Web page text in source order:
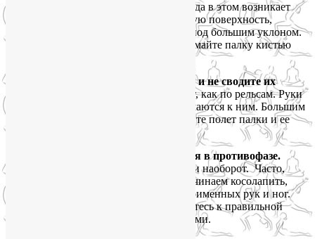
Усилие кисти задействуется, только когда в этом возникает
необходимость: вы ступили на скользкую поверхность,
взбираетесь на горку или спускаетесь под большим уклоном.
Тогда, конечно, твердо и уверенно сжимайте палку кистью
5. Не раскидывайте палки в стороны и не сводите их
Палки идут, как по рельсам. Руки
проходят у бедер, практически прижимаются к ним. Большим
и указательным пальцами контролируйте полет палки и ее
6. Противошаг. Руки и ноги движутся в противофазе.
Вперед идет правая рука и левая нога, и наоборот. Часто,
сбиваясь с естественного ритма, мы начинаем косолапить,
переходим на синхронную работу одноименных рук и ног.
Следите за собой и вовремя возвращайтесь к правильной
технике скандинавской ходьбы с палками.